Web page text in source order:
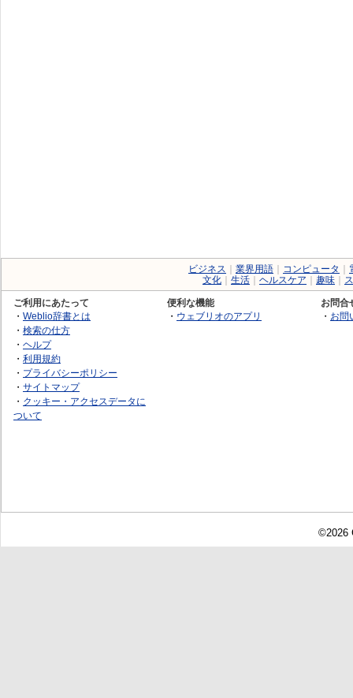
ビジネス 業界用語 コンピュータ
文化
生活 ヘルスケア 趣味
ご利用にあたって
・ Weblio辞書とは
・ 検索の仕方
・ ヘルプ
・ 利用規約
・ プライバシーポリシー
・ サイトマップ
・ クッキー・アクセスデータに
ついて
便利な機能
・ ウェブリオのアプリ
お問合
・ お問
©2026